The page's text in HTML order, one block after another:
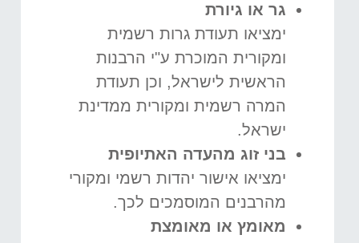
גר או גיורת
ימציאו תעודת גרות רשמית
ומקורית המוכרת ע"י הרבנות
הראשית לישראל, וכן תעודת
המרה רשמית ומקורית ממדינת
ישראל.
בני זוג מהעדה האתיופית
ימציאו אישור יהדות רשמי ומקורי
מהרבנים המוסמכים לכך.
מאומץ או מאומצת